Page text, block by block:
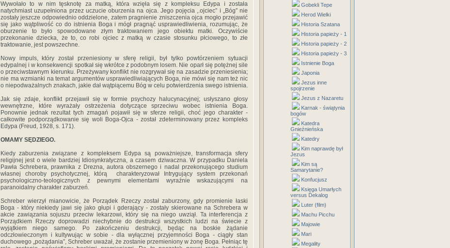
Wywołało to w nim tęsknotę za matką, która wzięła się z kompleksu Edypa i została
natychmiast uzupełniona przez uczucie oburzenia na ojca. Jego pojęcia ,.ojciec” i „Bóg” nie
zostały jeszcze odpowiednio oddzielone, zatem pragnienie zniszczenia ojca mogło przejawić
się jako wątpliwość co do istnienia Boga i mógł pragnąć usprawiedliwienia, rozumując, że
oburzenie to było spowodowane złym traktowaniem jego obiektu matki. Oczywiście
przekonanie dziecka, że to, co robi ojciec z matką w czasie stosunku płciowego, to złe
traktowanie, jest powszechne.
Nowy impuls, który został przeniesiony w sferę religii, był tylko powtórzeniem sytuacji
edypalnej i w konsekwencji spotkał się wkrótce z podobnym losem. Nie oparł się potężnej sile
o przeciwstawnym kierunku. Przeżywany konflikt nie rozgrywał się na zasadzie przeniesienia;
nie ma wzmianki na temat argumentów usprawiedliwiających Boga, nie mówi się nam też nic
o niepodważalnych znakach, jakie dał wątpiącemu Bóg w celu potwierdzenia swego istnienia.
Jak się zdaje, konflikt przejawił się w formie psychozy halucynacyjnej; usłyszano głosy
wewnętrzne, które wyrażały ostrzeżenia dotyczące sprzeciwu wobec istnienia Boga.
Ponownie jednak rezultat tych zmagań pojawił się w sferze religii, choć jego charakter -
całkowite podporządkowanie się woli Boga-Ojca - został zdeterminowany przez kompleks
Edypa (Freud, 1928, s. 171).
OMAMY SĘDZIEGO.
Kiedy zaburzenia związane z kompleksem Edypa są poważniejsze, transformacja sfery
religijnej jest o wiele bardziej Idiosynkratyczna, a czasem dziwaczna. W przypadku Daniela
Pawła Schrebera, prawnika z Drezna, autora obszernego i nadal przekonującego studium
własnej choroby psychotycznej, którą charakteryzował Intrygujący system przekonań
psychologiczno-teologicznych z pewnymi elementami wyraźnie wskazującymi na
paranoidalny charakter zaburzeń.
Schreber wierzył mianowicie, że Porządek Rzeczy został zaburzony, gdy promienie łaski
Boga - który niekiedy jawi się jako głupi i gderający - zostały skierowane na Schrebera w
akcie zawiązania sojuszu przeciw lekarzowi, który się na niego uwziął. Ta interferencja z
Porządkiem Rzeczy doprowadzi niechybnie do destrukcji wszystkich ludzi na świecie z
wyjątkiem niego samego. Po zakończeniu destrukcji, będąc na boskie żądanie
odczłowieczonym i kultywując w sobie - dla wyłącznej przyjemności Boga - ciągły stan
duchowego „pożądania”, Schreber uważał, że zostanie przemieniony w żonę Boga. Pełniąc tę
Gobekli Tepe
Herod Wielki
Historia Szatana
Historia papieży - 1
Historia papieży - 2
Historia papieży - 3
Istnienie Boga
Japonia
Jezus inne
spojrzenie
Jezus z Nazaretu
Karnak - świątynia
bogów
Katedra
Gnieźnieńska
Katedry
Kim naprawdę był
Jezus
Kim są
Samarytanie?
Konfucjusz
Księga Umarłych
versus Dekalog
Luter (film)
Machu Picchu
Majowie
Mari
Megality